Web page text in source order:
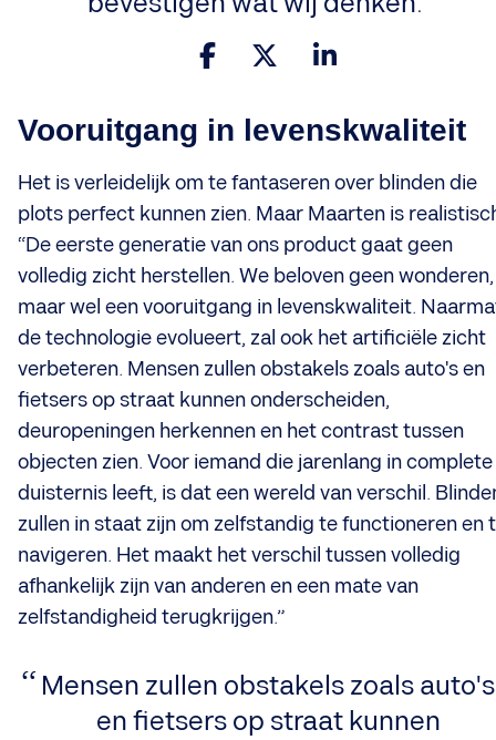
Vooruitgang in levenskwaliteit
Het is verleidelijk om te fantaseren over blinden die
plots perfect kunnen zien. Maar Maarten is
“De eerste generatie van ons product gaat geen
volledig zicht herstellen. We beloven geen wonderen,
maar wel een vooruitgang in levenskwaliteit.
de technologie evolueert, zal ook het artificiële zicht
verbeteren. Mensen zullen obstakels zoals auto's en
fietsers op straat kunnen onderscheiden,
deuropeningen herkennen en het contrast tussen
objecten zien. Voor iemand die jarenlang in complete
duisternis leeft, is dat een wereld van verschil.
zullen in staat zijn om zelfstandig te functioneren en
navigeren. Het maakt het verschil tussen volledig
afhankelijk zijn van anderen en een mate van
zelfstandigheid terugkrijgen.”
​Mensen zullen obstakels zoals auto's
en fietsers op straat kunnen